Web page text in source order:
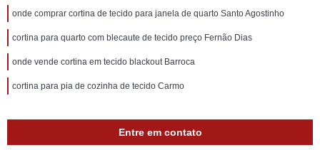
onde comprar cortina de tecido para janela de quarto Santo Agostinho
cortina para quarto com blecaute de tecido preço Fernão Dias
onde vende cortina em tecido blackout Barroca
cortina para pia de cozinha de tecido Carmo
Entre em contato